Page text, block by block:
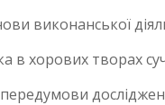
виконанської
в хорових творах